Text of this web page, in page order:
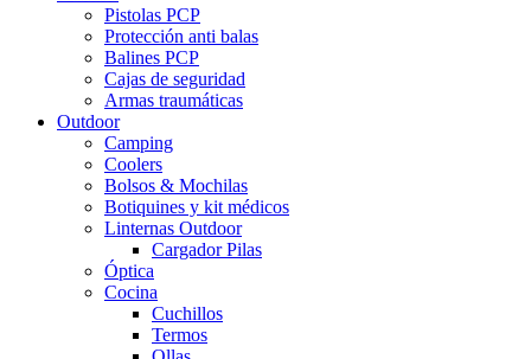
Pistolas PCP
Protección anti balas
Balines PCP
Cajas de seguridad
Armas traumáticas
Outdoor
Camping
Coolers
Bolsos & Mochilas
Botiquines y kit médicos
Linternas Outdoor
Cargador Pilas
Óptica
Cocina
Cuchillos
Termos